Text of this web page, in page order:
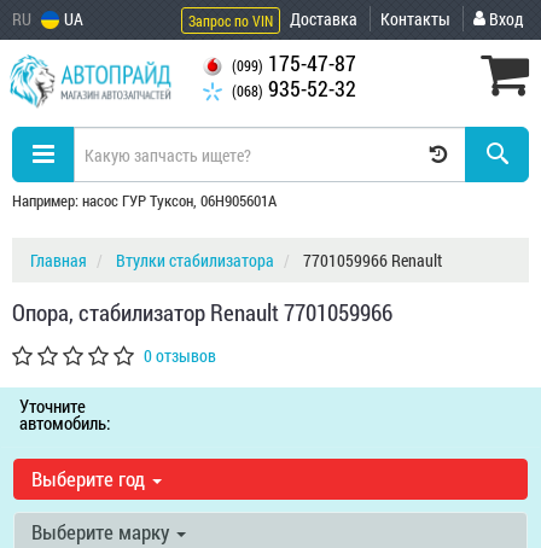
RU UA Запрос по VIN Доставка Контакты Вход
(099) 175-47-87
(068) 935-52-32
Например: насос ГУР Туксон, 06H905601A
Главная Втулки стабилизатора 7701059966 Renault
Опора, стабилизатор Renault 7701059966
0 отзывов
Уточните
автомобиль:
Выберите год
Выберите марку